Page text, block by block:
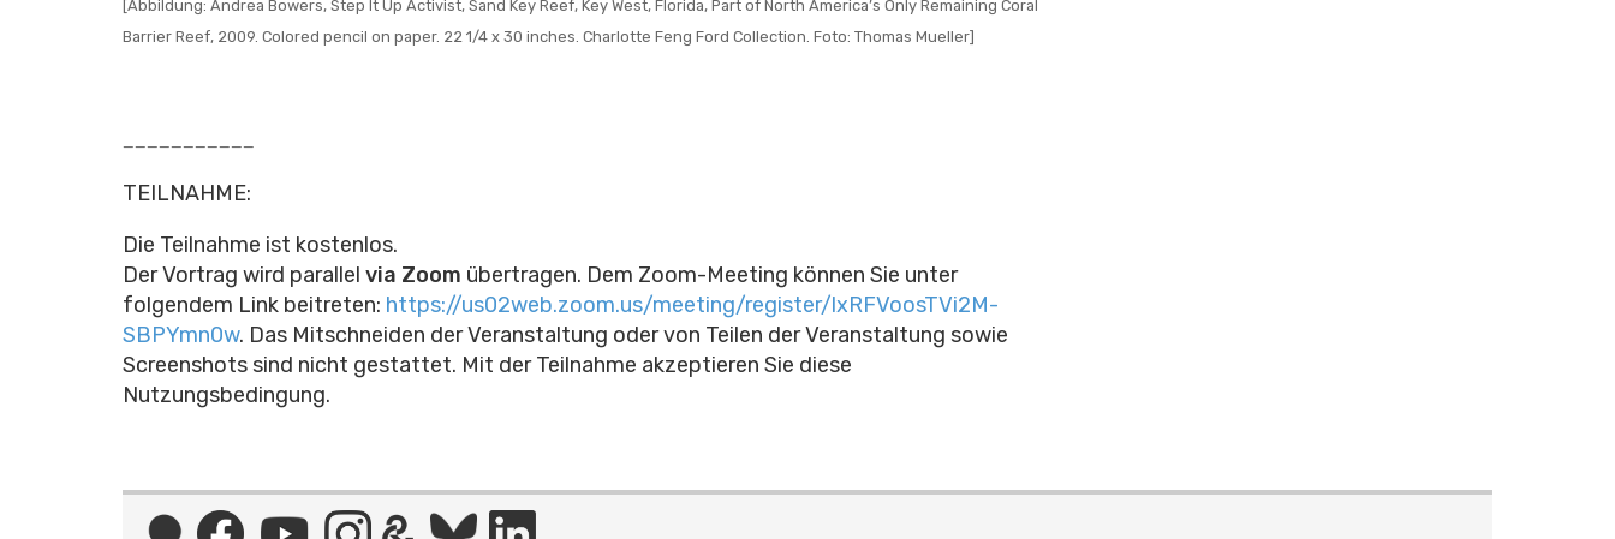
[Abbildung: Andrea Bowers, Step It Up Activist, Sand Key Reef, Key West, Florida, Part of North America’s Only Remaining Coral
Barrier Reef, 2009. Colored pencil on paper. 22 1/4 x 30 inches. Charlotte Feng Ford Collection. Foto: Thomas Mueller]
TEILNAHME:
Die Teilnahme ist kostenlos.
Der Vortrag wird parallel via Zoom übertragen. Dem Zoom-Meeting können Sie unter
folgendem Link beitreten: https://us02web.zoom.us/meeting/register/lxRFVoosTVi2M-
SBPYmn0w. Das Mitschneiden der Veranstaltung oder von Teilen der Veranstaltung sowie
Screenshots sind nicht gestattet. Mit der Teilnahme akzeptieren Sie diese
Nutzungsbedingung.